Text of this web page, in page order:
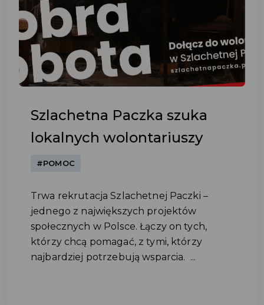
Szlachetna Paczka szuka
lokalnych wolontariuszy
#POMOC
Trwa rekrutacja Szlachetnej Paczki –
jednego z największych projektów
społecznych w Polsce. Łączy on tych,
którzy chcą pomagać, z tymi, którzy
najbardziej potrzebują wsparcia. ...